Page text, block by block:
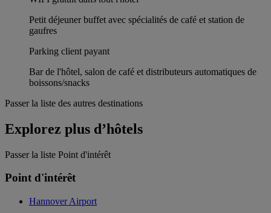
Petit déjeuner buffet avec spécialités de café et station de
gaufres
Parking client payant
Bar de l'hôtel, salon de café et distributeurs automatiques de
boissons/snacks
Passer la liste des autres destinations
Explorez plus d’hôtels
Passer la liste Point d'intérêt
Point d'intérêt
Hannover Airport